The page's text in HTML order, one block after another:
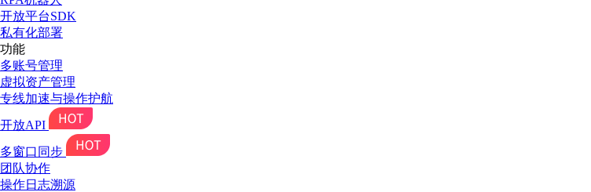
开放平台SDK
私有化部署
功能
多账号管理
虚拟资产管理
专线加速与操作护航
开放API
多窗口同步
团队协作
操作日志溯源